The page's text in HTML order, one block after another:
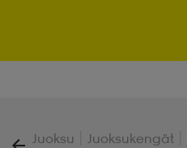
Juoksu Juoksukengät